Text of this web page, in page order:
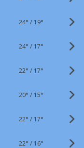
24° / 19°
24° / 17°
22° / 17°
20° / 15°
22° / 17°
22° / 16°